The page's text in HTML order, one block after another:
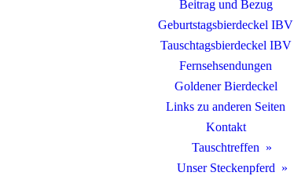
Beitrag und Bezug
Geburtstagsbierdeckel IBV
Tauschtagsbierdeckel IBV
Fernsehsendungen
Goldener Bierdeckel
Links zu anderen Seiten
Kontakt
Tauschtreffen
Unser Steckenpferd